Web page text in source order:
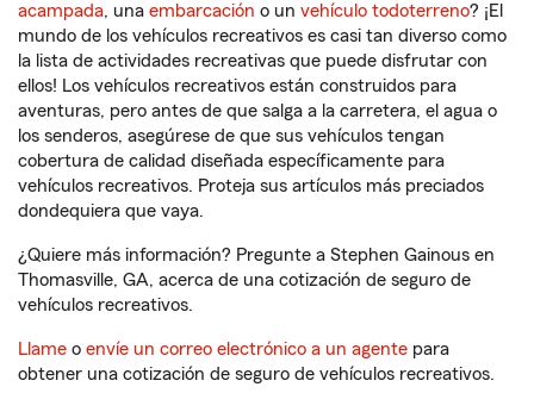
acampada, una embarcación o un vehículo todoterreno? ¡El
mundo de los vehículos recreativos es casi tan diverso como
la lista de actividades recreativas que puede disfrutar con
ellos! Los vehículos recreativos están construidos para
aventuras, pero antes de que salga a la carretera, el agua o
los senderos, asegúrese de que sus vehículos tengan
cobertura de calidad diseñada específicamente para
vehículos recreativos. Proteja sus artículos más preciados
dondequiera que vaya.
¿Quiere más información? Pregunte a Stephen Gainous en
Thomasville, GA, acerca de una cotización de seguro de
vehículos recreativos.
Llame o envíe un correo electrónico a un agente para
obtener una cotización de seguro de vehículos recreativos.